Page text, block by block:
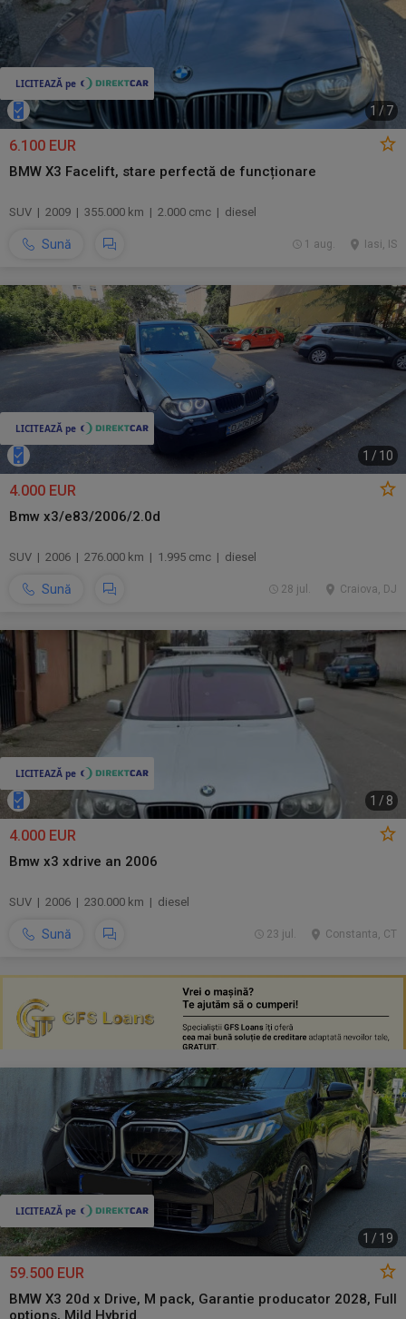
1 / 7
6.100 EUR
BMW X3 Facelift, stare perfectă de funcționare
SUV | 2009 | 355.000 km | 2.000 cmc | diesel
Sună Iasi, IS
1 aug.
1 / 10
4.000 EUR
Bmw x3/e83/2006/2.0d
SUV | 2006 | 276.000 km | 1.995 cmc | diesel
Sună Craiova, DJ
28 jul.
1 / 8
4.000 EUR
Bmw x3 xdrive an 2006
SUV | 2006 | 230.000 km | diesel
Sună Constanta, CT
23 jul.
1 / 19
59.500 EUR
BMW X3 20d x Drive, M pack, Garantie producator 2028, Full
options, Mild Hybrid